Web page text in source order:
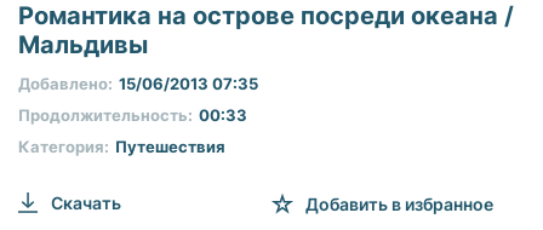
seconds
Романтика на острове посреди океана /
Мальдивы
Категория: Путешествия
Продолжительность: 00:33
Добавлено: 15/06/2013 07:35
Скачать Добавить в избранное